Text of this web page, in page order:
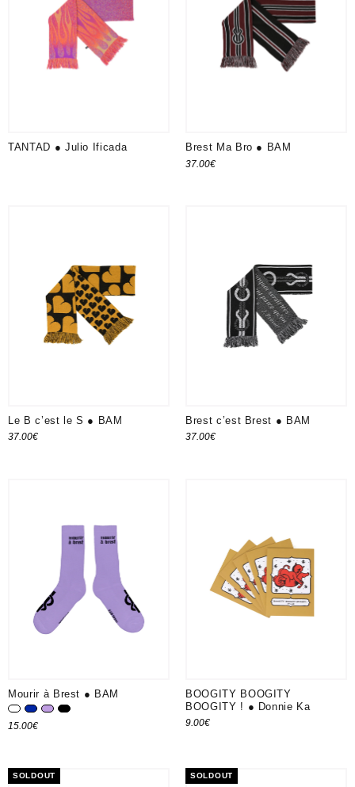
TANTAD ● Julio Ificada Brest Ma Bro ● BAM
37.00€
Le B c’est le S ● BAM
37.00€
Brest c’est Brest ● BAM
37.00€
Mourir à Brest ● BAM
BlancBleu K
Lavande
Noir
15.00€
BOOGITY BOOGITY
BOOGITY ! ● Donnie Ka
9.00€
SOLDOUT SOLDOUT